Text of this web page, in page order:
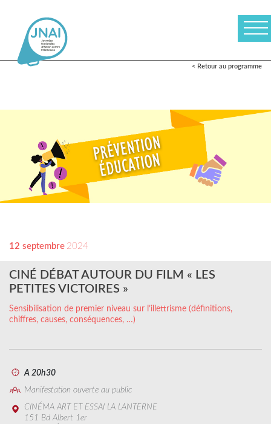
< Retour au programme
12 septembre 2024
CINÉ DÉBAT AUTOUR DU FILM « LES
PETITES VICTOIRES »
Sensibilisation de premier niveau sur l’illettrisme (définitions,
chiffres, causes, conséquences, …)
A 20h30
Manifestation ouverte au public
CINÉMA ART ET ESSAI LA LANTERNE
151 Bd Albert 1er